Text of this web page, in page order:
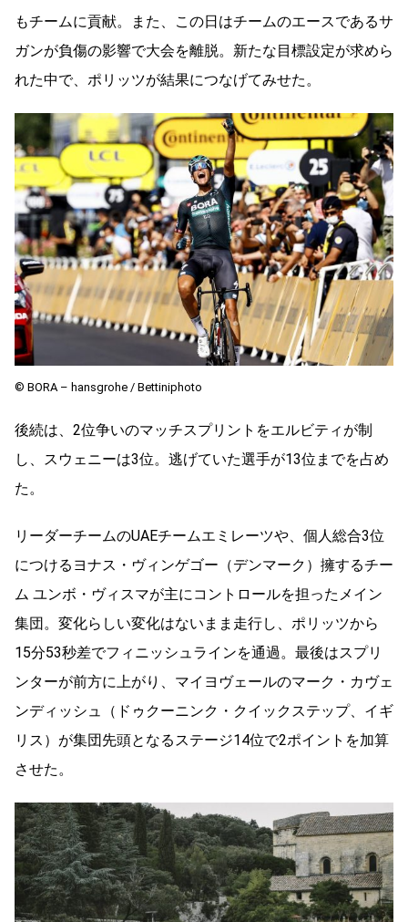
もチームに貢献。また、この日はチームのエースであるサ
ガンが負傷の影響で大会を離脱。新たな目標設定が求めら
れた中で、ポリッツが結果につなげてみせた。
© BORA – hansgrohe / Bettiniphoto
後続は、 2位争いのマッチスプリントをエルビティが制
し、スウェニーは3位。逃げていた選手が13位までを占め
た。
リーダーチームのUAEチームエミレーツや、個人総合3位
につけるヨナス・ヴィンゲゴー（デンマーク）擁するチー
ム ユンボ・ヴィスマが主にコントロールを担ったメイン
集団。変化らしい変化はないまま走行し、ポリッツから
15分53秒差でフィニッシュラインを通過。最後はスプリ
ンターが前方に上がり、マイヨヴェールのマーク・カヴェ
ンディッシュ（ドゥクーニンク・クイックステップ、イギ
リス）が集団先頭となるステージ14位で2ポイントを加算
させた。